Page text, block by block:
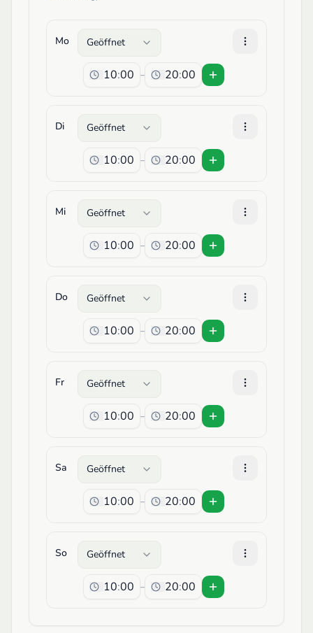
Mo Geöffnet
: – :
Di Geöffnet
: – :
Mi Geöffnet
: – :
Do Geöffnet
: – :
Fr Geöffnet
: – :
Sa Geöffnet
: – :
So Geöffnet
: – :